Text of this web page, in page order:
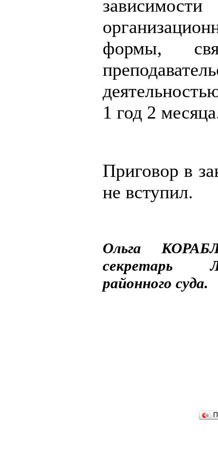
формы,
1 год 2
Приговор в
не вступил.
Ольга
секретарь
районного суда.